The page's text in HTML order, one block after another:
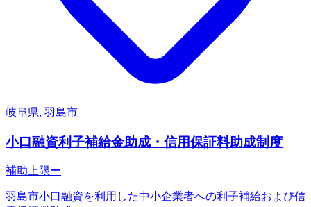
岐阜県, 羽島市
小口融資利子補給金助成・信用保証料助成制度
補助上限ー
羽島市小口融資を利用した中小企業者への利子補給および信